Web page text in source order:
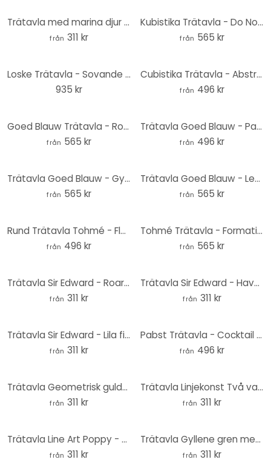
Trätavla med marina djur i havet - Brun - Kikki Belle - Rund
från 311 kr
Kubistika Trätavla - Do Nothing Club - Rund
från 565 kr
Loske Trätavla - Sovande skog - 40x41,5 cm
935 kr
Cubistika Trätavla - Abstraktion - Rund
från 496 kr
Goed Blauw Trätavla - Rosa flamingo - Rund
från 565 kr
Trätavla Goed Blauw - Paradis - Rund
från 496 kr
Trätavla Goed Blauw - Gyllene Panther - Rund
från 565 kr
Trätavla Goed Blauw - Leoparderna - Rund
från 565 kr
Rund Trätavla Tohmé - Flawless Audrey
från 496 kr
Tohmé Trätavla - Formation - Rund
från 565 kr
Trätavla Sir Edward - Roaring Reef - Rund
från 311 kr
Trätavla Sir Edward - Havets underverk - Rund
från 311 kr
Trätavla Sir Edward - Lila fingerborg - Rund
från 311 kr
Pabst Trätavla - Cocktail - Rund
från 496 kr
Trätavla Geometrisk guldstjärna - Magnusson - Rund
från 311 kr
Trätavla Linjekonst Två vallmor - Cats & Dotz - Rund
från 311 kr
Trätavla Line Art Poppy - Cats & Dotz - Rund
från 311 kr
Trätavla Gyllene gren med blad - Cats & Dotz - Rund
från 311 kr